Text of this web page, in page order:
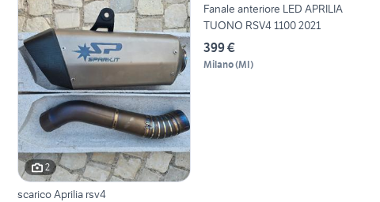
2
scarico Aprilia rsv4
Fanale anteriore LED APRILIA
TUONO RSV4 1100 2021
399 €
Milano(MI)